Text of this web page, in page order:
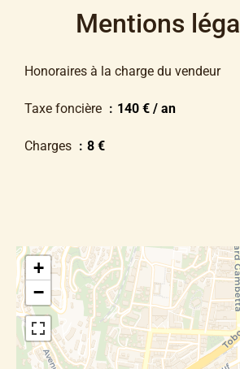
Mentions
Honoraires à la charge du vendeur
Taxe foncière 140 € / an
Charges 8 €
+
−